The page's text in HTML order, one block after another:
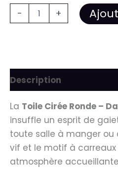
- +
Description
La Toile Cirée Ronde –
insuffle un esprit de
toute salle à manger ou
vif et le motif à
atmosphère